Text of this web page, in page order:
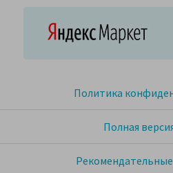
Политика
Полная